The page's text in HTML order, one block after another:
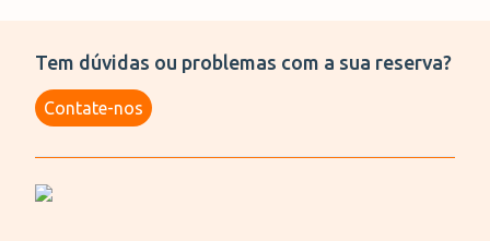
Tem dúvidas ou problemas com a sua reserva?
Contate-nos